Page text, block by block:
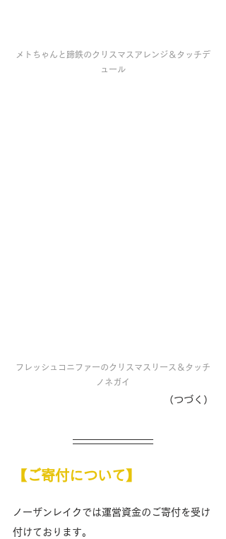
メトちゃんと蹄鉄のクリスマスアレンジ＆タッチデ
ュール
フレッシュコニファーのクリスマスリース＆タッチ
ノネガイ
（つづく）
【ご寄付について】
ノーザンレイクでは運営資金のご寄付を受け
付けております。